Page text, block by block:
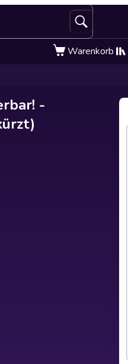
Warenkorb
-